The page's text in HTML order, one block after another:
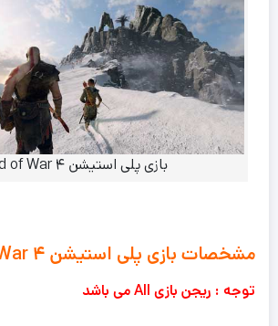
بازی پلی استیشن ۴ God of War
مشخصات بازی پلی استیشن ۴ God of War
توجه : ریجن بازی All می باشد